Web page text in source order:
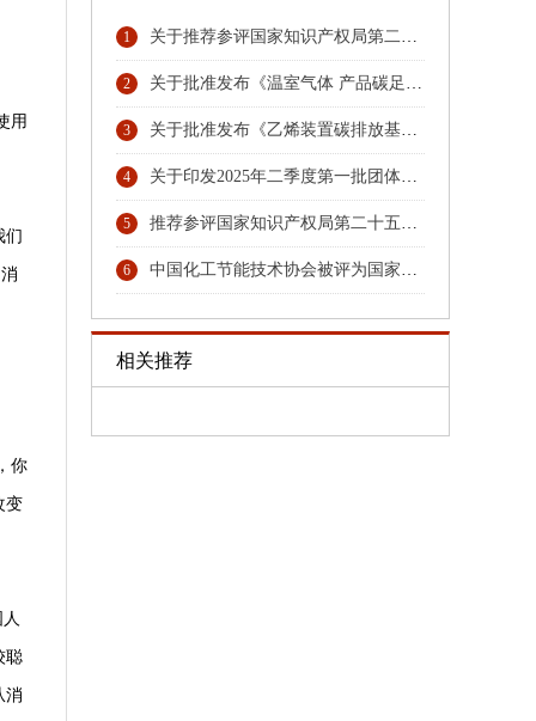
用
们
你
变
聪
消
1 关于推荐参评国家知识产权局第二十六届中国专利奖专利名单首批公示名单
2 关于批准发布《温室气体 产品碳足迹量化方法与要求 硝酸》团体标准的公告
3 关于批准发布《乙烯装置碳排放基准》《环氧乙烷乙二醇装置碳排放基准》团体标准的公告
4 关于印发2025年二季度第一批团体标准项目计划的通知
5 推荐参评国家知识产权局第二十五届中国专利奖专利名单的公示
6 中国化工节能技术协会被评为国家4A级社会组织
相关推荐